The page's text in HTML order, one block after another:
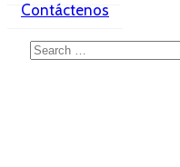
Contáctenos